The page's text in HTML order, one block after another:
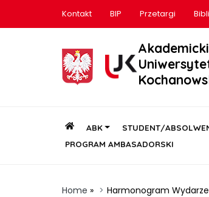
Kontakt BIP Przetargi
ABK STUDENT/
PROGRAM AMBASADORSKI
Home » Harmonogram